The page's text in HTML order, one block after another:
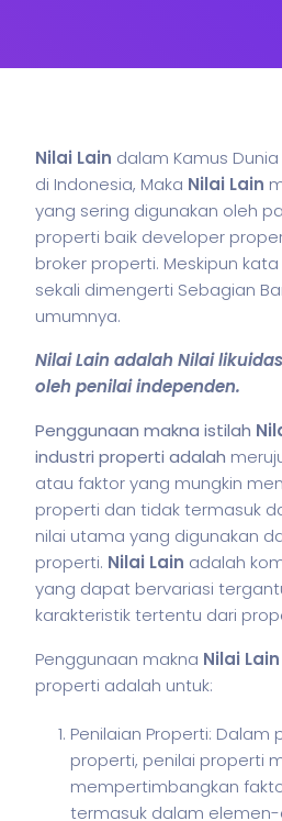
Nilai Lain dalam Kamus
di Indonesia, Maka Nilai Lain
yang sering digunakan oleh
properti baik developer
broker properti. Meskipun
sekali dimengerti Sebagian
umumnya.
Nilai Lain adalah Nilai
oleh penilai independen.
Penggunaan makna istilah
industri properti adalah
atau faktor yang mungkin
properti dan tidak termasuk
nilai utama yang digunakan
properti. Nilai Lain adalah
yang dapat bervariasi
karakteristik tertentu dari
Penggunaan makna Nilai Lain
properti adalah untuk:
Penilaian Properti: Dalam
properti, penilai properti
mempertimbangkan
termasuk dalam